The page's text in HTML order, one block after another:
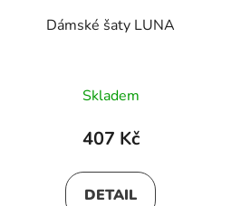
Dámské šaty LUNA
Skladem
407 Kč
DETAIL